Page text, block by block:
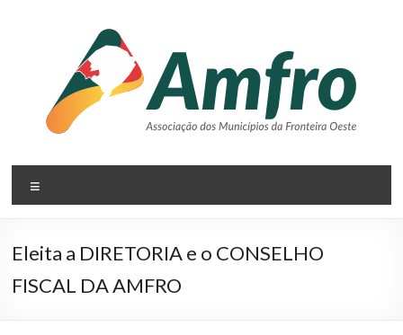
AMFRO
–
Associação
dos
Eleita a DIRETORIA e o CONSELHO
FISCAL DA AMFRO